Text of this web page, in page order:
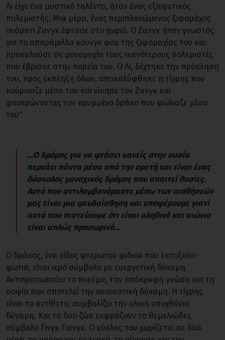
Λι είχε ένα μυστικό ταλέντο, ήταν ένας εξαιρετικός
πολεμιστής. Μια μέρα, ένας περιπλανώμενος ξιφομάχος
ονόματι Ζανγκ έφτασε στο χωριό. Ο Ζανγκ ήταν γνωστός
για το απαράμιλλο κουνγκ φου της ξιφομαχίας του και
προκαλούσε σε μονομαχία τους ικανότερους πολεμιστές
που έβρισκε στην πορεία του. Ο Λι, δέχτηκε την πρόκληση
του, προς έκπληξη όλων, αποκαλύφθηκε η τίγρης που
κούρνιαζε μέσα του και νίκησε τον Ζανγκ και
φανερώνοντας τον κρυμμένο δράκο που φώλιαζε μέσα
του"
...Ο δρόμος για να φτάσει κανείς στην ουσία
περνάει πάντα μέσα από την αρετή και είναι ένας
δύσκολος μοναχικός δρόμος που απαιτεί θυσίες.
Αυτό που αντιλαμβανόμαστε μέσω των αισθήσεών
μας είναι μια ψευδαίσθηση και υποφέρουμε γιατί
αυτό που πιστεύουμε ότι είναι αληθινό και αιώνιο
είναι απλώς προσωρινό...
Ο δράκος, ένα είδος φτερωτού φιδιού που εκτοξεύει
φωτιά, είναι ιερό σύμβολο με ευεργετική δύναμη.
Αντιπροσωπεύει το πνεύμα, την απόκρυφη γνώση και τη
σοφία που αποτελεί την ουσιαστική δύναμη. Η τίγρης
είναι το αντίθετο, συμβολίζει την υλική υποχθόνια
δύναμη. Και τα δυο ζώα εκφράζουν το θεμελιώδες
σύμβολο Γινγκ Γιανγκ. Ο κύκλος του χωρίζεται σε δύο